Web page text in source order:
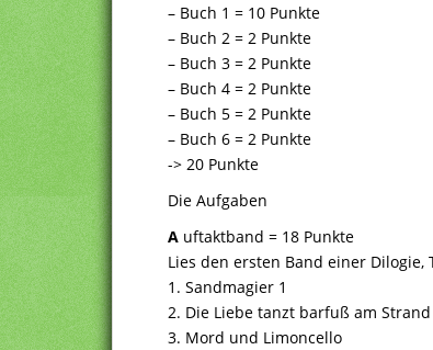
– Buch 1 = 10 Punkte
– Buch 2 = 2 Punkte
– Buch 3 = 2 Punkte
– Buch 4 = 2 Punkte
– Buch 5 = 2 Punkte
– Buch 6 = 2 Punkte
-> 20 Punkte
Die Aufgaben
A uftaktband = 18 Punkte
Lies den ersten Band einer Dilogie,
1. Sandmagier 1
2. Die Liebe tanzt barfuß am Strand
3. Mord und Limoncello